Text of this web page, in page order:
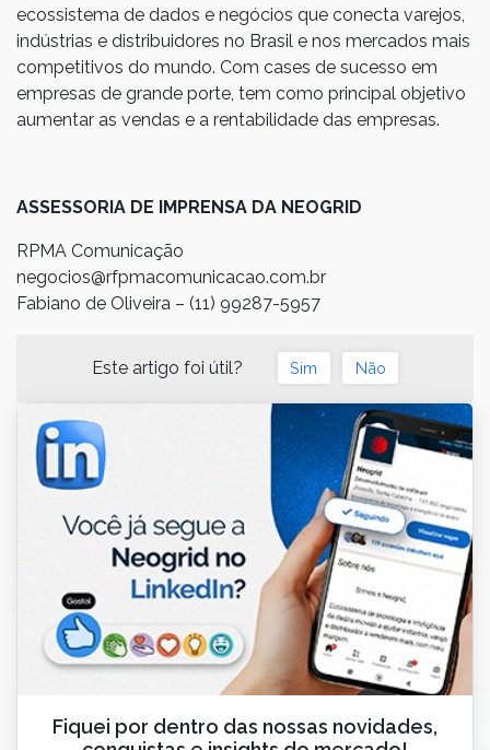
ecossistema de dados e negócios que conecta varejos,
indústrias e distribuidores no Brasil e nos mercados mais
competitivos do mundo. Com cases de sucesso em
empresas de grande porte, tem como principal objetivo
aumentar as vendas e a rentabilidade das empresas.
ASSESSORIA DE IMPRENSA DA NEOGRID
RPMA Comunicação
negocios@rfpmacomunicacao.com.br
Fabiano de Oliveira – (11) 99287-5957
Este artigo foi útil? Sim Não
Fiquei por dentro das nossas novidades,